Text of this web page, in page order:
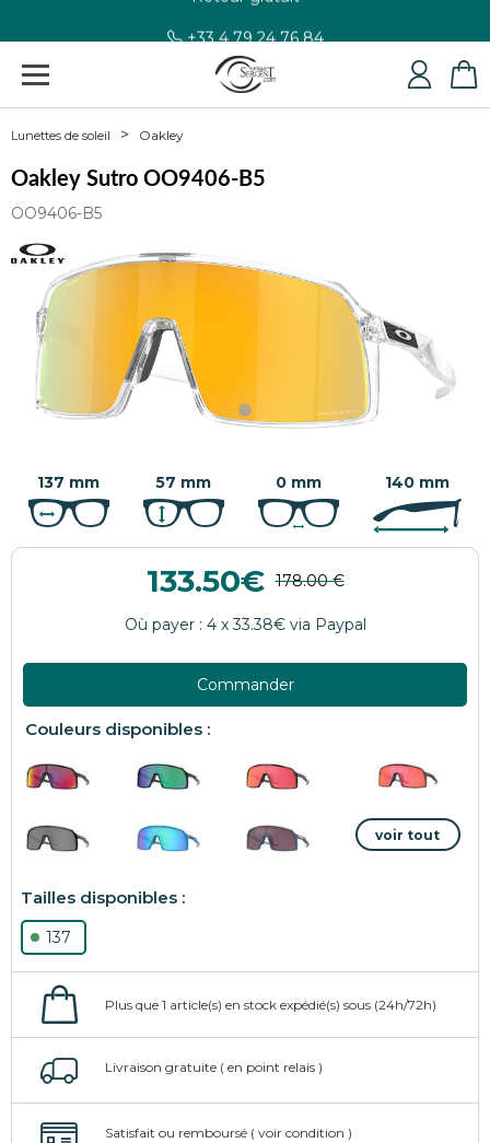
+33 4 79 24 76 84
Lunettes de soleil Oakley
Oakley Sutro OO9406-B5
OO9406-B5
137 mm 57 mm 0 mm 140 mm
133.50
Commander
137